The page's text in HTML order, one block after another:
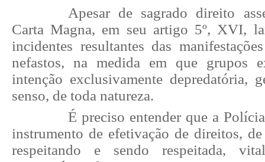
Apesar de sagrado direito
Carta Magna, em seu artigo 5º, XVI,
incidentes resultantes das
nefastos, na medida em que grupos
intenção exclusivamente depredatória,
senso, de toda natureza.
É preciso entender que a
instrumento de efetivação de direitos,
respeitando e sendo respeitada,